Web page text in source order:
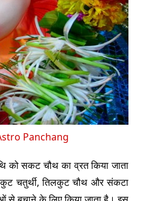
Panchang
को सकट चौथ का व्रत किया जाता
चतुर्थी, तिलकुट चौथ और संकटा